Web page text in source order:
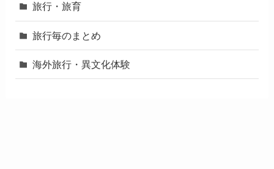
旅行・旅育
旅行毎のまとめ
海外旅行・異文化体験